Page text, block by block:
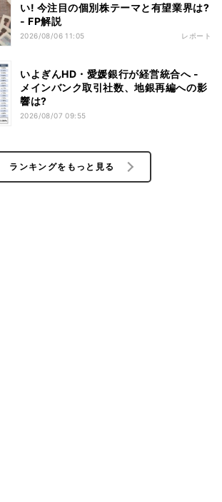
い! 今注目の個別株テーマと有望業界は?
- FP解説
2026/08/06 11:05 レポート
いよぎんHD・愛媛銀行が経営統合へ -
メインバンク取引社数、地銀再編への影
響は?
2026/08/07 09:55
ランキングをもっと見る